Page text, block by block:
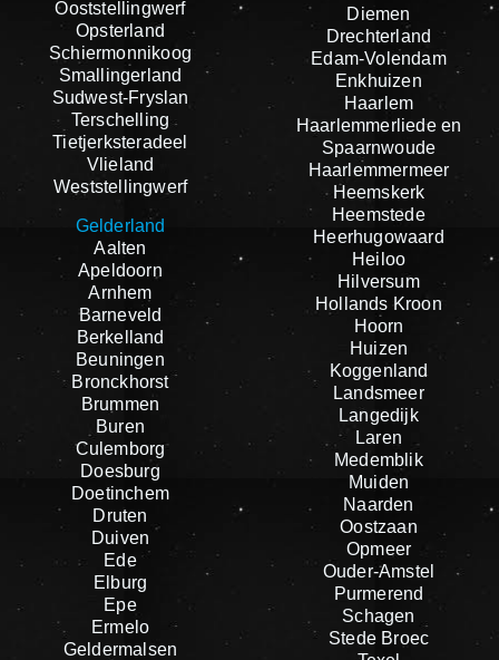
Ooststellingwerf
Opsterland
Schiermonnikoog
Smallingerland
Sudwest-Fryslan
Terschelling
Tietjerksteradeel
Vlieland
Weststellingwerf
Gelderland
Aalten
Apeldoorn
Arnhem
Barneveld
Berkelland
Beuningen
Bronckhorst
Brummen
Buren
Culemborg
Doesburg
Doetinchem
Druten
Duiven
Ede
Elburg
Epe
Ermelo
Geldermalsen
Diemen
Drechterland
Edam-Volendam
Enkhuizen
Haarlem
Haarlemmerliede en
Spaarnwoude
Haarlemmermeer
Heemskerk
Heemstede
Heerhugowaard
Heiloo
Hilversum
Hollands Kroon
Hoorn
Huizen
Koggenland
Landsmeer
Langedijk
Laren
Medemblik
Muiden
Naarden
Oostzaan
Opmeer
Ouder-Amstel
Purmerend
Schagen
Stede Broec